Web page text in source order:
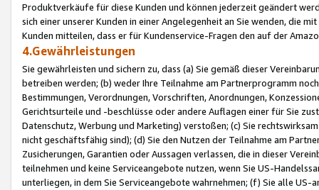
Produktverkäufe für diese Kunden und können jederzeit geändert
sich einer unserer Kunden in einer Angelegenheit an Sie wenden, die
Kunden mitteilen, dass er für Kundenservice-Fragen den auf der
4.Gewährleistungen
Sie gewährleisten und sichern zu, dass (a) Sie gemäß dieser
betreiben werden; (b) weder Ihre Teilnahme am Partnerprogramm
Bestimmungen, Verordnungen, Vorschriften, Anordnungen,
Gerichtsurteile und -beschlüsse oder andere Auflagen einer für Sie
Datenschutz, Werbung und Marketing) verstoßen; (c) Sie
nicht geschäftsfähig sind); (d) Sie den Nutzen der Teilnahme am
Zusicherungen, Garantien oder Aussagen verlassen, die in dieser
teilnehmen und keine Serviceangebote nutzen, wenn Sie US-
unterliegen, in dem Sie Serviceangebote wahrnehmen; (f) Sie alle